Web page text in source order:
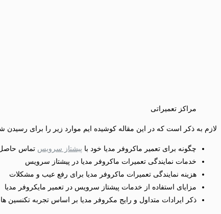
مراکز تعمیراتی
لازم به ذکر است که در این مقاله کوشیده ایم موارد زیر را برای
چگونه برای تعمیر ماکروفر مدیا خود با پیشتاز سرویس تماس حاصل
خدمات نمایندگی تعمیرات ماکروفر مدیا در پیشتاز سرویس
هزینه نمایندگی تعمیرات ماکروفر مدیا برای رفع عیب و مشکلات
مزایای استفاده از خدمات پیشتاز سرویس در تعمیر مایکروفر مدیا
ذکر ایرادات متداول و رایج مکروفر مدیا بر اساس تجربه تکنسین